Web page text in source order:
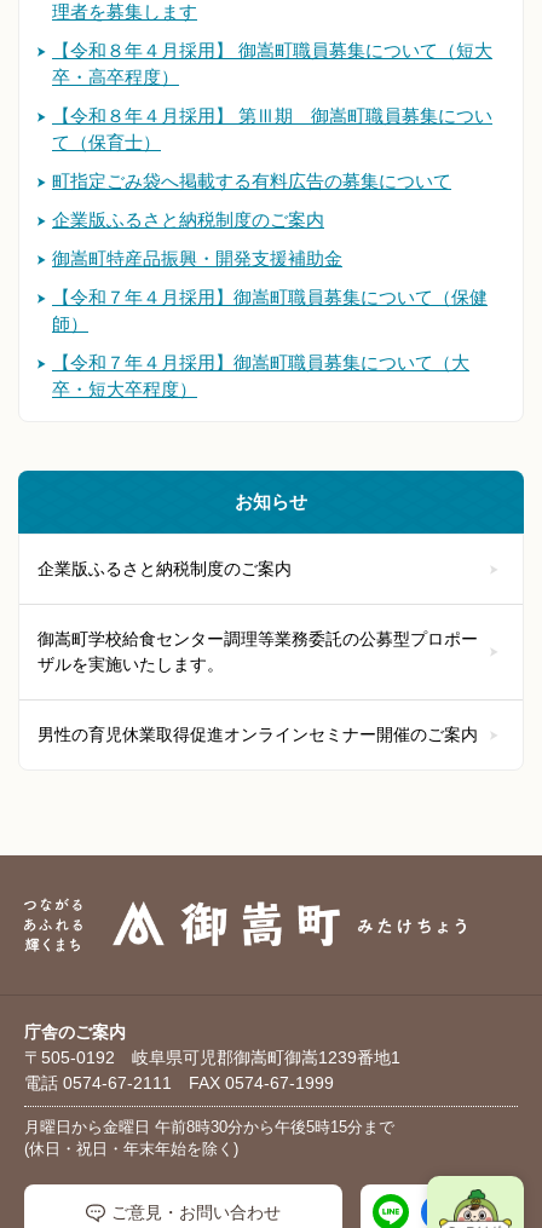
理者を募集します
【令和８年４月採用】 御嵩町職員募集について（短大
卒・高卒程度）
【令和８年４月採用】 第Ⅲ期 御嵩町職員募集につい
て（保育士）
町指定ごみ袋へ掲載する有料広告の募集について
企業版ふるさと納税制度のご案内
御嵩町特産品振興・開発支援補助金
【令和７年４月採用】御嵩町職員募集について（保健
師）
【令和７年４月採用】御嵩町職員募集について（大
卒・短大卒程度）
お知らせ
企業版ふるさと納税制度のご案内
御嵩町学校給食センター調理等業務委託の公募型プロポー
ザルを実施いたします。
男性の育児休業取得促進オンラインセミナー開催のご案内
庁舎のご案内
〒505-0192 岐阜県可児郡御嵩町御嵩1239番地1
電話 0574-67-2111 FAX 0574-67-1999
月曜日から金曜日 午前8時30分から午後5時15分まで
(休日・祝日・年末年始を除く)
ご意見・お問い合わせ